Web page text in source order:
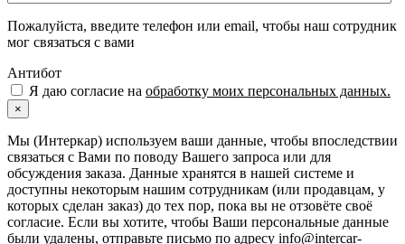
Пожалуйста, введите телефон или email, чтобы наш сотрудник
мог связаться с вами
Антибот
Я даю согласие на обработку моих персональных данных.
×
Мы (Интеркар) используем ваши данные, чтобы впоследствии
связаться с Вами по поводу Вашего запроса или для
обсуждения заказа. Данные хранятся в нашей системе и
доступны некоторым нашим сотрудникам (или продавцам, у
которых сделан заказ) до тех пор, пока вы не отзовёте своё
согласие. Если вы хотите, чтобы Ваши персональные данные
были удалены, отправьте письмо по адресу info@intercar-